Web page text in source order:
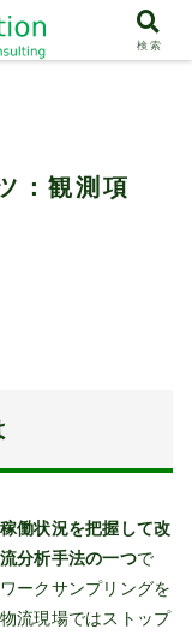
リングのコツ：
：観測項
働状況を把握して改
分析手法の一つで
ークサンプリングを
流現場ではストップ
検索